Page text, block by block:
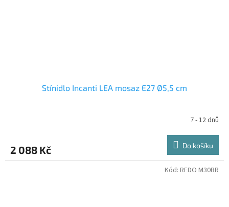
Stínidlo Incanti LEA mosaz E27 Ø5,5 cm
7 - 12 dnů
2 088 Kč Do košíku
Kód: REDO M30BR